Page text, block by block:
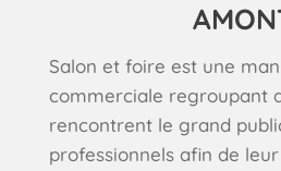
Salon et foire est une
commerciale regroupant
rencontrent le grand
professionnels afin de